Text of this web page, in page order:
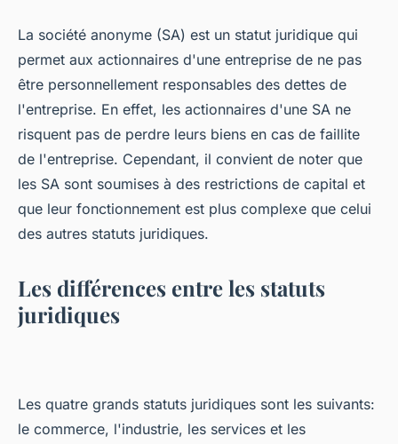
La société anonyme (SA) est un statut juridique qui
permet aux actionnaires d'une entreprise de ne pas
être personnellement responsables des dettes de
l'entreprise. En effet, les actionnaires d'une SA ne
risquent pas de perdre leurs biens en cas de faillite
de l'entreprise. Cependant, il convient de noter que
les SA sont soumises à des restrictions de capital et
que leur fonctionnement est plus complexe que celui
des autres statuts juridiques.
Les différences entre les statuts
juridiques
Les quatre grands statuts juridiques sont les suivants:
le commerce, l'industrie, les services et les